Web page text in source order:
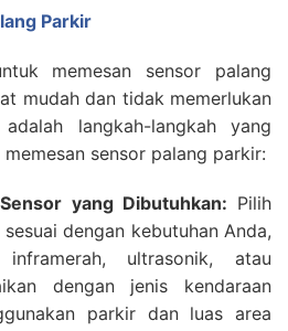
Parkir
memesan sensor palang
mudah dan tidak memerlukan
langkah-langkah yang
sensor palang parkir:
yang Dibutuhkan: Pilih
dengan kebutuhan Anda,
ultrasonik, atau
dengan jenis kendaraan
parkir dan luas area